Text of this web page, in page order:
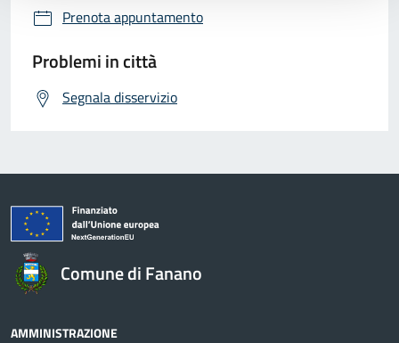
Prenota appuntamento
Problemi in città
Segnala disservizio
Comune di Fanano
AMMINISTRAZIONE